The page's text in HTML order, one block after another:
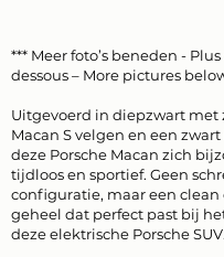
*** Meer foto’s beneden -
dessous – More pictures
Uitgevoerd in diepzwart met
Macan S velgen en een
deze Porsche Macan zich
tijdloos en sportief. Geen
configuratie, maar een clean
geheel dat perfect past bij
deze elektrische Porsche SUV.